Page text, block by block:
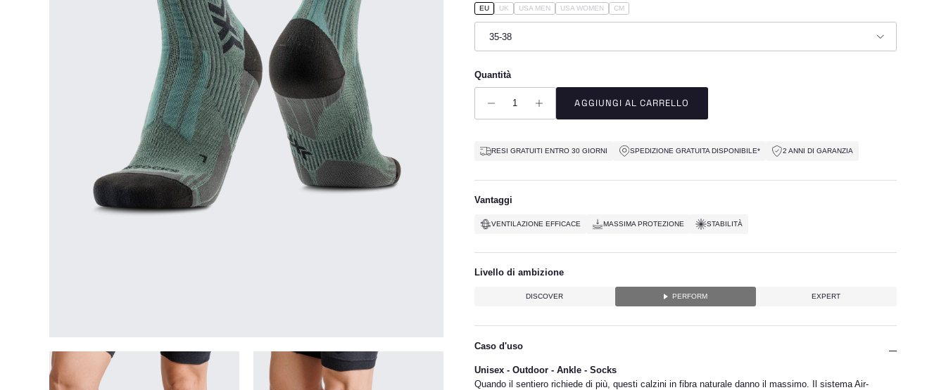
EU UK USA MEN USA WOMEN CM
35-38
Quantità
AGGIUNGI AL CARRELLO
RESI GRATUITI ENTRO 30 GIORNI SPEDIZIONE GRATUITA DISPONIBILE* 2 ANNI DI GARANZIA
Vantaggi
VENTILAZIONE EFFICACE MASSIMA PROTEZIONE STABILITÀ
Livello di ambizione
DISCOVER PERFORM EXPERT
Caso d'uso
Unisex - Outdoor - Ankle - Socks
Quando il sentiero richiede di più, questi calzini in fibra naturale danno il massimo. Il sistema Air-